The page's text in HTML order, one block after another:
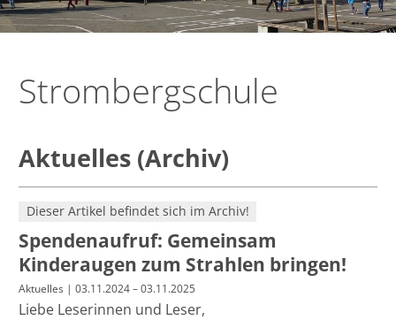
Strombergschule
Aktuelles (Archiv)
Dieser Artikel befindet sich im Archiv!
Spendenaufruf: Gemeinsam
Kinderaugen zum Strahlen bringen!
Aktuelles | 03.11.2024 – 03.11.2025
Liebe Leserinnen und Leser,